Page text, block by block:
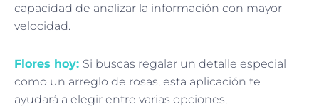
capacidad de analizar la información con mayor
velocidad.
Flores hoy: Si buscas regalar un detalle especial
como un arreglo de rosas, esta aplicación te
ayudará a elegir entre varias opciones,